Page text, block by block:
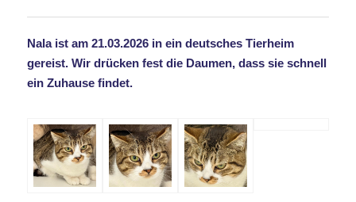
Nala ist am 21.03.2026 in ein deutsches Tierheim
gereist. Wir drücken fest die Daumen, dass sie schnell
ein Zuhause findet.